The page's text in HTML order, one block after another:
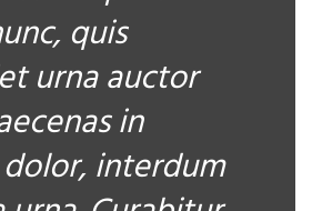
quis
urna auctor
in
interdum